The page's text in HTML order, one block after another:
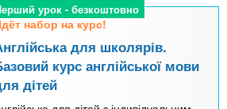
урок - безкоштовно
набор на курс!
для школярів.
курс англійської мови
дітей